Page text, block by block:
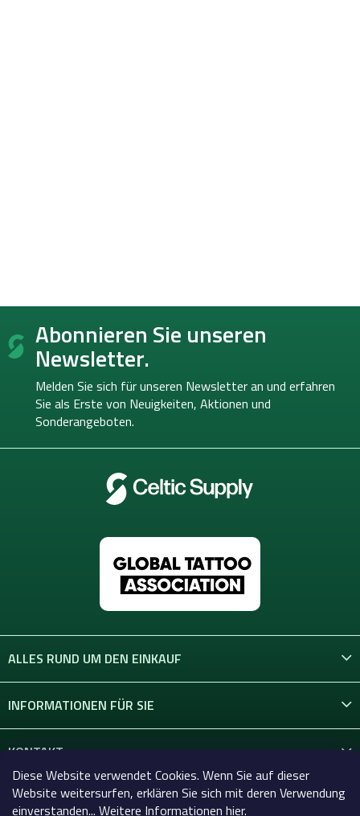
Diese Website verwendet Cookies. Wenn Sie auf dieser
Website weitersurfen, erklären Sie sich mit deren Verwendung
einverstanden... Weitere Informationen hier.
F
ß Abonnieren Sie unseren
Newsletter.
Melden Sie sich für unseren Newsletter an und erfahren
Sie als Erste von Neuigkeiten, Aktionen und
Sonderangeboten.
ALLES RUND UM DEN EINKAUF
INFORMATIONEN FÜR SIE
KONTAKT